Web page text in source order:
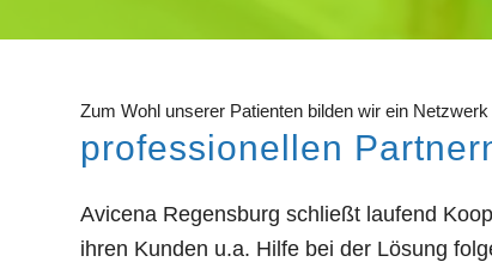
Zum Wohl unserer Patienten bilden wir ein
professionellen
Avicena Regensburg schließt laufend
ihren Kunden u.a. Hilfe bei der Lösung